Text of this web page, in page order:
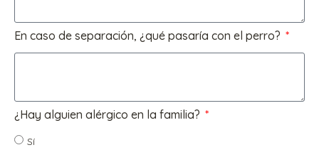
En caso de separación, ¿qué pasaría con el perro?
¿Hay alguien alérgico en la familia?
Sí